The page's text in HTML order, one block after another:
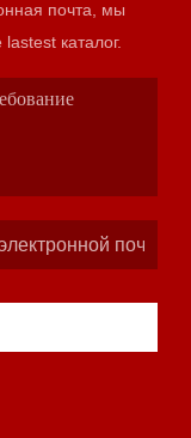
почта, мы
к представьте lastest каталог.